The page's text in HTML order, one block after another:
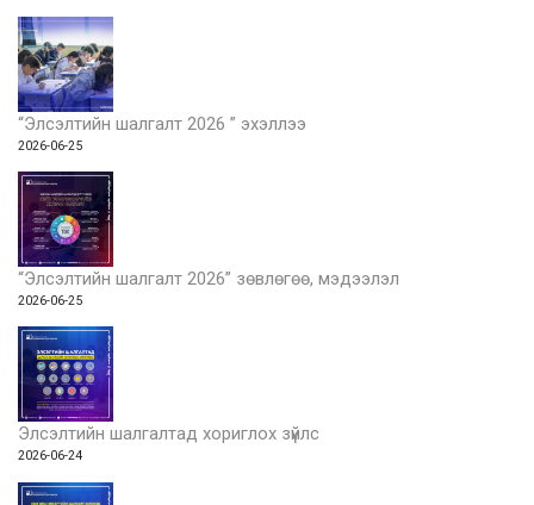
“Элсэлтийн шалгалт 2026 ” эхэллээ
2026-06-25
“Элсэлтийн шалгалт 2026” зөвлөгөө, мэдээлэл
2026-06-25
Элсэлтийн шалгалтад хориглох зүйлс
2026-06-24